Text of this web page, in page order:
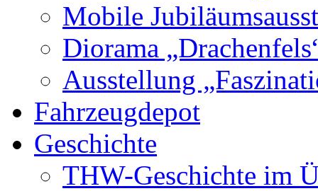
Mobile
Diorama
Ausstellung
Fahrzeugdepot
Geschichte
THW-Geschichte im